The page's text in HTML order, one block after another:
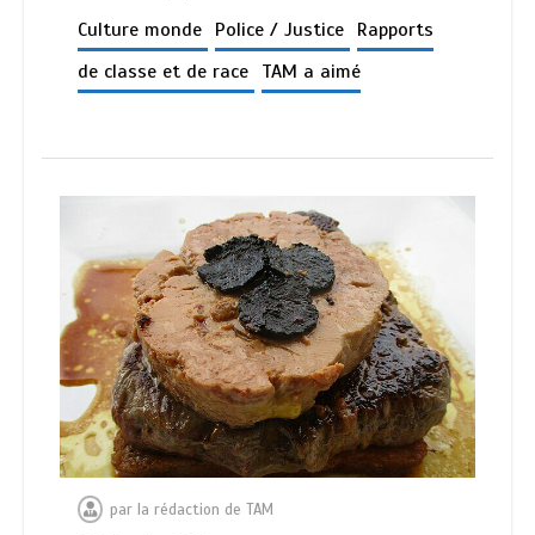
Culture monde Police / Justice Rapports
de classe et de race TAM a aimé
par la rédaction de TAM